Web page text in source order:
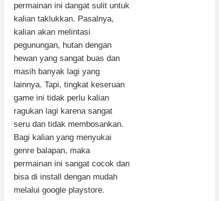
permainan ini dangat sulit untuk
kalian taklukkan. Pasalnya,
kalian akan melintasi
pegunungan, hutan dengan
hewan yang sangat buas dan
masih banyak lagi yang
lainnya. Tapi, tingkat keseruan
game ini tidak perlu kalian
ragukan lagi karena sangat
seru dan tidak membosankan.
Bagi kalian yang menyukai
genre balapan, maka
permainan ini sangat cocok dan
bisa di install dengan mudah
melalui google playstore.